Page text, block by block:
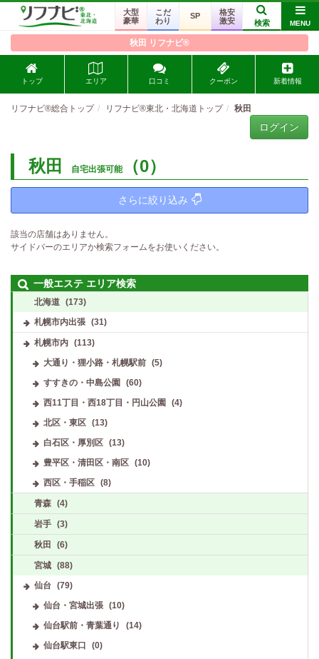
大型
豪華
こだ
わり
SP
格安
激安
検索 MENU
秋田 リフナビ®
トップ エリア 口コミ クーポン 新着情報
リフナビ®総合トップ リフナビ®東北・北海道トップ 秋田
ログイン
秋田 自宅出張可能（0）
さらに絞り込み
該当の店舗はありません。
サイドバーのエリアか検索フォームをお使いください。
一般エステ エリア検索
北海道 (173)
札幌市内出張 (31)
札幌市内 (113)
大通り・狸小路・札幌駅前
(5)
すすきの・中島公園
(60)
西11丁目・西18丁目・円山公園
(4)
北区・東区
(13)
白石区・厚別区
(13)
豊平区・清田区・南区
(10)
西区・手稲区
(8)
青森 (4)
岩手 (3)
秋田 (6)
宮城 (88)
仙台 (79)
仙台・宮城出張
(10)
仙台駅前・青葉通り
(14)
仙台駅東口
(0)